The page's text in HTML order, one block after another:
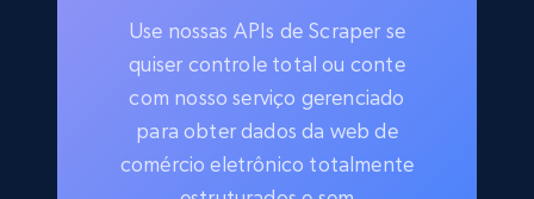
Use nossas APIs de Scraper se
quiser controle total ou conte
com nosso serviço gerenciado
para obter dados da web de
comércio eletrônico totalmente